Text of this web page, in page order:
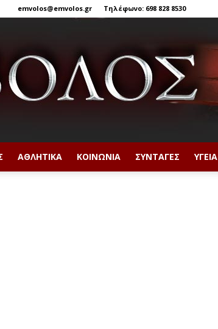
emvolos@emvolos.gr Τηλέφωνο: 698 828 8530
ΑΘΛΗΤΙΚΆ ΚΟΙΝΩΝΊΑ ΣΥΝΤΑΓΈΣ ΥΓΕΊΑ